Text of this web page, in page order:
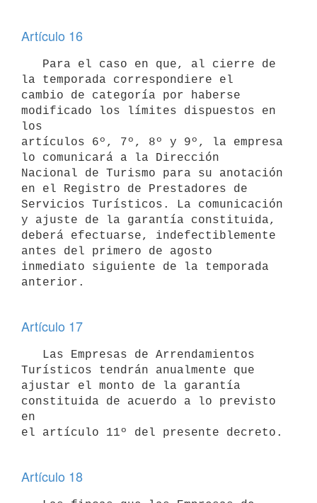
Artículo 16
la temporada correspondiere el
cambio de categoría por haberse
modificado los límites dispuestos en
los
artículos 6º, 7º, 8º y 9º, la empresa
lo comunicará a la Dirección
Nacional de Turismo para su anotación
en el Registro de Prestadores de
Servicios Turísticos. La comunicación
y ajuste de la garantía constituida,
deberá efectuarse, indefectiblemente
antes del primero de agosto
inmediato siguiente de la temporada
anterior.
Artículo 17
Turísticos tendrán anualmente que
ajustar el monto de la garantía
constituida de acuerdo a lo previsto
en
el artículo 11º del presente decreto.
Artículo 18